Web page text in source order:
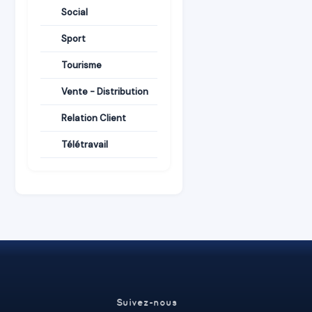
Social
Sport
Tourisme
Vente - Distribution
Relation Client
Télétravail
Suivez-nous